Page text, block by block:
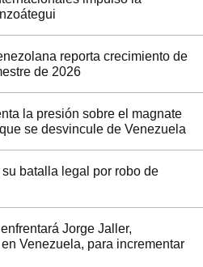
reporta crecimiento de
de 2026
la presión sobre el magnate
se desvincule de Venezuela
batalla legal por robo de
Jorge Jaller,
Venezuela, para incrementar